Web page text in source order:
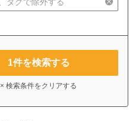
1件を検索する
× 検索条件をクリアする